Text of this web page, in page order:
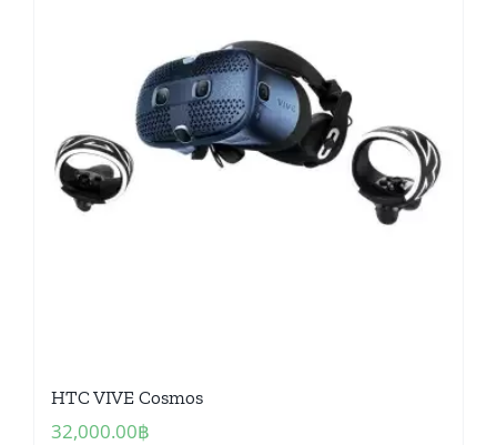
HTC VIVE Cosmos
32,000.00฿